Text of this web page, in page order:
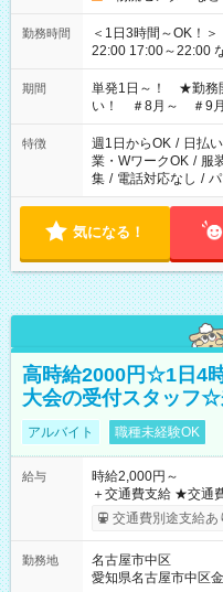
勤務時間
＜1日3時間～OK！＞ ▼ 例えば… ▼ 15:00～18:00 15:00～
22:00 17:00～22:00 など こちら以外の時間もお気軽に
ださい！
期間
単発1日～！ ★勤務
い！ ＃8月～ ＃9
特徴 週1日からOK / 日払
業・WワークOK / 服
集 / 電話対応なし /
気になる！
高時給2000円☆1日4
大会の受付スタッフ
アルバイト 職種未経験OK
給与
時給2,000円～
＋交通費支給 ★交通費一部支給！ ┗1日500円を超えた分は全額
支給！ ※往復500円以内
OK！（規定あり）
期間なし
交通費別途支給あ
勤務地
名古屋市中区
愛知県名古屋市中区